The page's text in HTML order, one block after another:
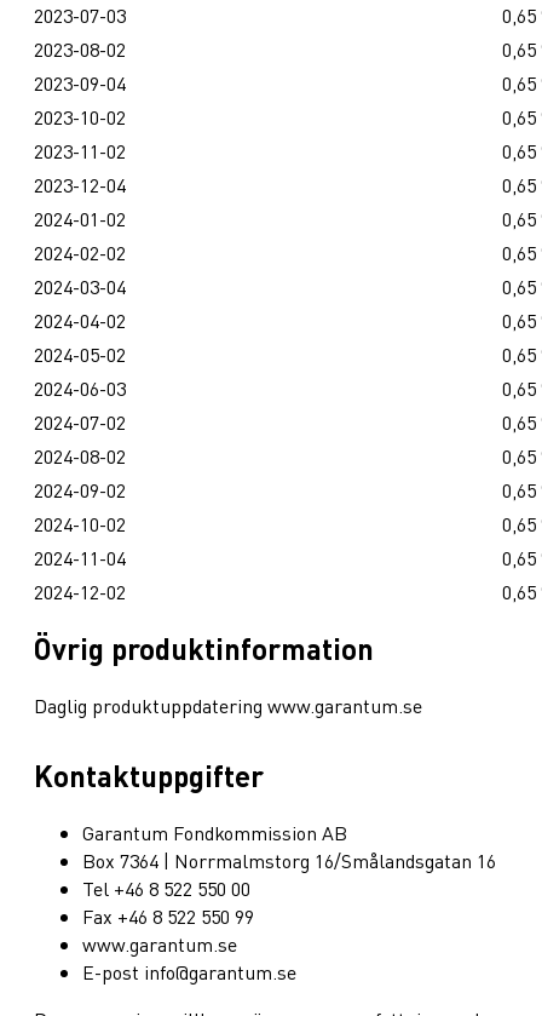
2023-07-03
0,65
2023-08-02
0,65
2023-09-04
0,65
2023-10-02
0,65
2023-11-02
0,65
2023-12-04
0,65
2024-01-02
0,65
2024-02-02
0,65
2024-03-04
0,65
2024-04-02
0,65
2024-05-02
0,65
2024-06-03
0,65
2024-07-02
0,65
2024-08-02
0,65
2024-09-02
0,65
2024-10-02
0,65
2024-11-04
0,65
2024-12-02
0,65
Övrig produktinformation
Daglig produktuppdatering www.garantum.se
Kontaktuppgifter
Garantum Fondkommission AB
Box 7364 | Norrmalmstorg 16/Smålandsgatan 16
Tel +46 8 522 550 00
Fax +46 8 522 550 99
www.garantum.se
E-post info@garantum.se